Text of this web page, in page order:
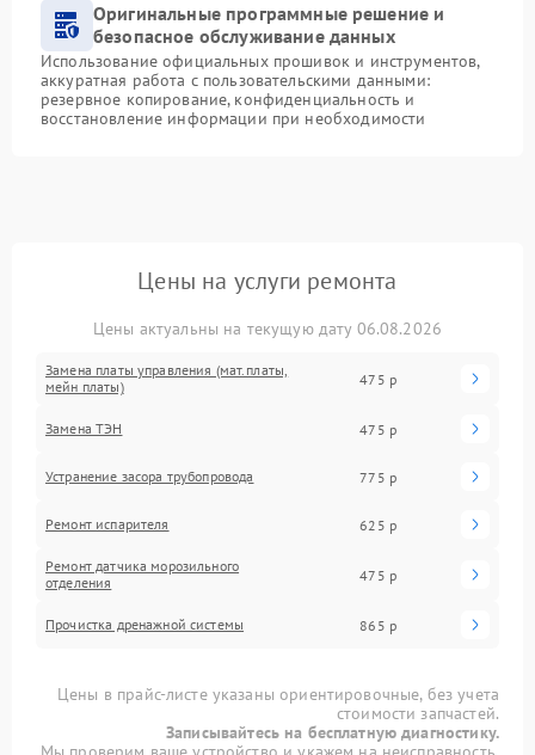
Оригинальные программные решение и
безопасное обслуживание данных
Использование официальных прошивок и инструментов,
аккуратная работа с пользовательскими данными:
резервное копирование, конфиденциальность и
восстановление информации при необходимости
Цены на услуги ремонта
Цены актуальны на текущую дату 06.08.2026
Замена платы управления (мат.платы,
мейн платы)
475 р
Замена ТЭН 475 р
Устранение засора трубопровода 775 р
Ремонт испарителя 625 р
Ремонт датчика морозильного
отделения
475 р
Прочистка дренажной системы 865 р
Цены в прайс-листе указаны ориентировочные, без учета
стоимости запчастей.
Записывайтесь на бесплатную диагностику.